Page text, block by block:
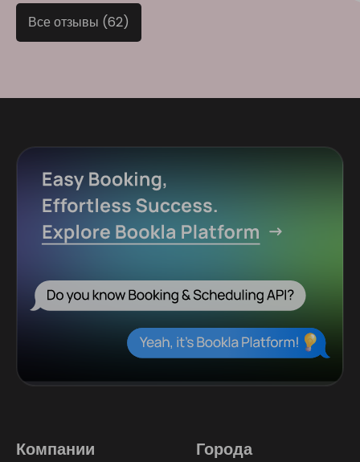
Все отзывы (62)
Компании Города